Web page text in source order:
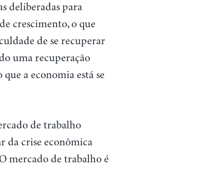
deliberadas para
crescimento, o que
de se recuperar
uma recuperação
a economia está se
de trabalho
da crise econômica
mercado de trabalho é